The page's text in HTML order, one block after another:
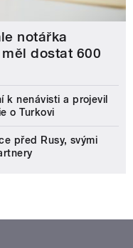
notářka
dostat 600
k nenávisti a projevil
o Turkovi
před Rusy, svými